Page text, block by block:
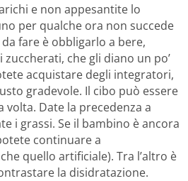
e non appesantite lo
per qualche ora non succede
fare è obbligarlo a bere,
che gli diano un po’
acquistare degli integratori,
gradevole. Il cibo può essere
volta. Date la precedenza a
i grassi. Se il bambino è ancora
continuare a
quello artificiale). Tra l’altro è
la disidratazione.